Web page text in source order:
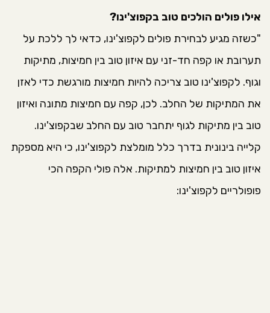
אילו פולים הולכים טוב בקפוצ'ינו?
"כשזה מגיע לבחירת פולים לקפוצ'ינו, כדאי לך ללכת על
תערובת או קפה חד-זני עם איזון טוב בין חמיצות, מתיקות
וגוף. לקפוצ'ינו טוב צריכה להיות חמיצות מורגשת כדי לאזן
את המתיקות של החלב. לכן, קפה עם חמיצות מתונה ואיזון
טוב בין מתיקות לגוף יתחבר טוב עם החלב שבקפוצ'ינו.
קלייה בינונית בדרך כלל מומלצת לקפוצ'ינו, כי היא מספקת
איזון טוב בין חמיצות למתיקות. אלה פולי הקפה הכי
פופולריים לקפוצ'ינו: